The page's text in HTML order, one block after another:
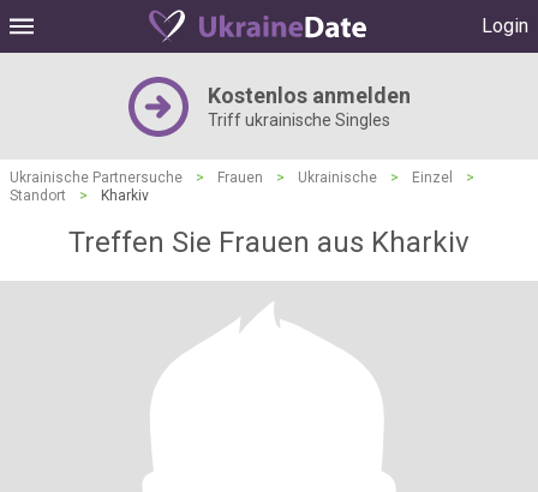
Login
Kostenlos anmelden
Triff ukrainische Singles
Ukrainische Partnersuche > Frauen > Ukrainische > Einzel
>
Standort
> Kharkiv
Treffen Sie Frauen aus Kharkiv